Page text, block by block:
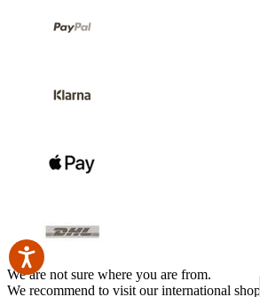
We are not sure where you are from.
We recommend to visit our international shop.